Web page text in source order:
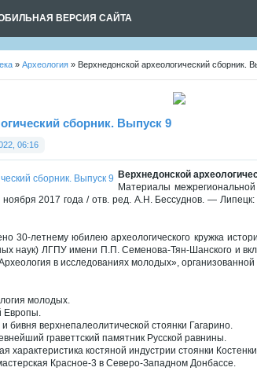
ВЕРСИЯ САЙТА
» Археология » Верхнедонской археологический сборник.
сборник. Выпуск 9
06:16
Верхнедонской
Материалы
ноября 2017 года / отв. ред. А.Н. Бессуднов. —
30-летнему юбилею археологического кружка
наук) ЛГПУ имени П.П. Семенова-Тян-Шанского и
в исследованиях молодых»,
молодых.
Европы.
бивня верхнепалеолитической стоянки Гагарино.
граветтский памятник Русской равнины.
характеристика костяной индустрии стоянки
Красное-3 в Северо-Западном Донбассе.